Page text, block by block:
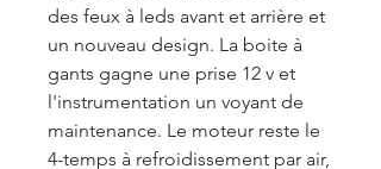
des feux à leds avant et arrière et
un nouveau design. La boite à
gants gagne une prise 12 v et
l'instrumentation un voyant de
maintenance. Le moteur reste le
4-temps à refroidissement par air,